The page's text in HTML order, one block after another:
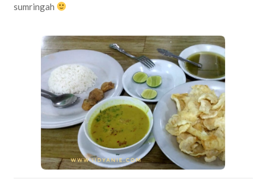
sumringah